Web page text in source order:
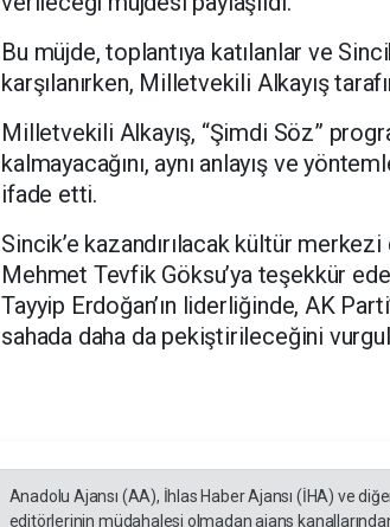
Bu müjde, toplantıya katılanlar ve
karşılanırken, Milletvekili Alkayış
Milletvekili Alkayış, “Şimdi Söz”
kalmayacağını, aynı anlayış ve
ifade etti.
Sincik’e kazandırılacak kültür merkezi
Mehmet Tevfik Göksu’ya teşekkür
Tayyip Erdoğan’ın liderliğinde, AK
sahada daha da pekiştirileceğini
Anadolu Ajansı (AA), İhlas Haber Ajansı (İHA) ve
editörlerinin müdahalesi olmadan ajans